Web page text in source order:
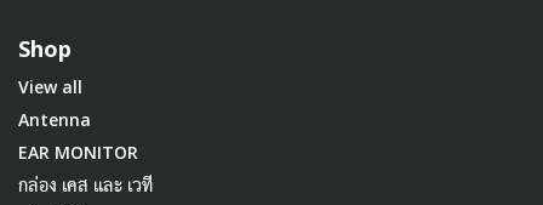
Shop
View all
Antenna
EAR MONITOR
กล่อง เคส และ เวที